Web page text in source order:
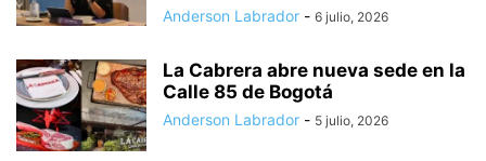
Anderson Labrador - 6 julio, 2026
La Cabrera abre nueva sede en la
Calle 85 de Bogotá
Anderson Labrador - 5 julio, 2026